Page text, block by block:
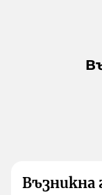
Възникна